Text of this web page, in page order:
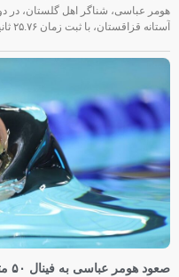
هومر عباسی، شناگر اهل گلستان، در
آستانه قزاقستان، با ثبت زمان ۲۵.۷۶ ثانیه در ماده ۵۰ متر کرال پشت به مدال طلا
صعود هومر عباسی به فینال ۵۰ متر کرال پشت مسابقات غرب آسیا